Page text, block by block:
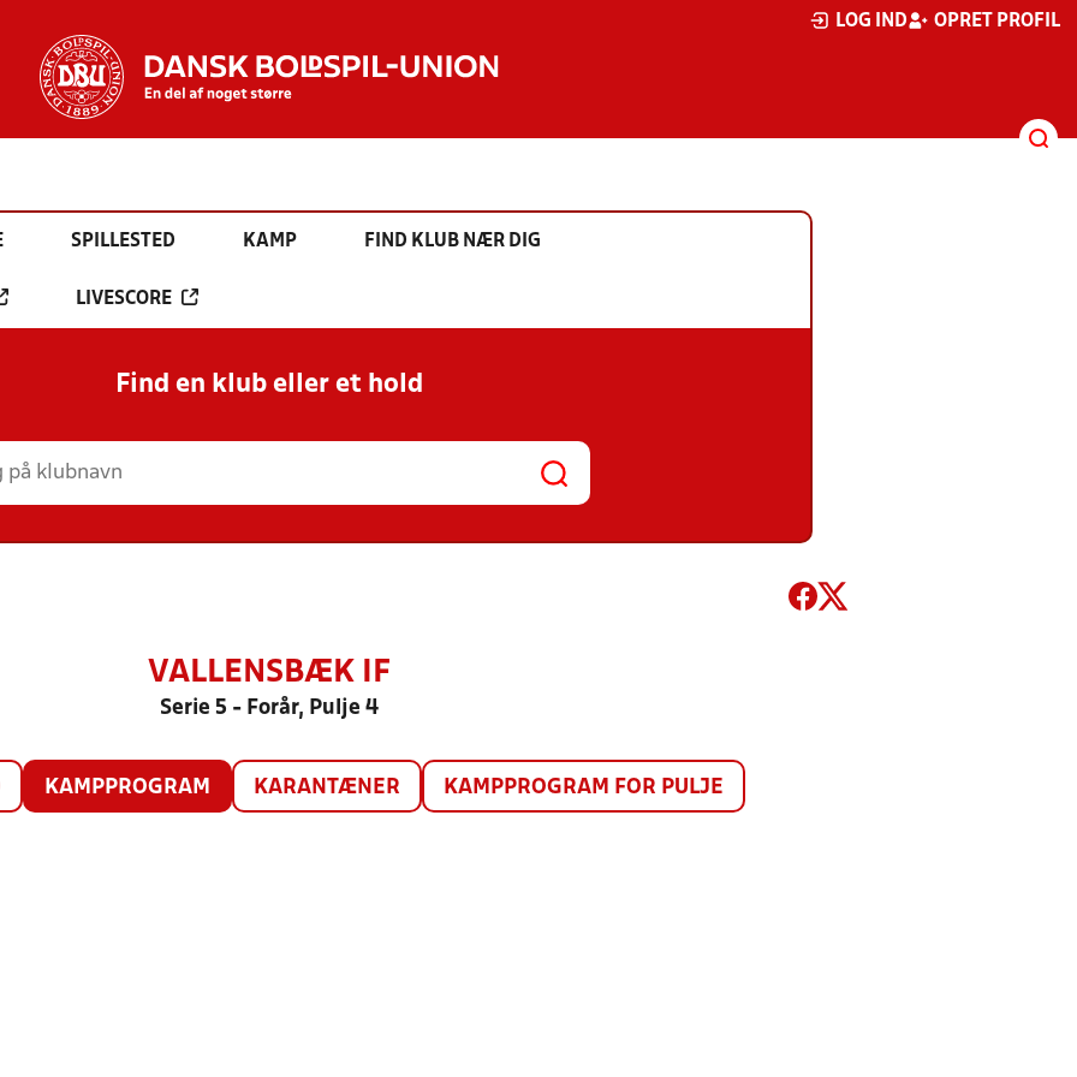
LOG IND OPRET PROFIL
SPILLESTED KAMP FIND KLUB NÆR DIG
LIVESCORE
Find en klub eller et hold
VALLENSBÆK IF
Serie 5 - Forår, Pulje 4
KAMPPROGRAM KARANTÆNER KAMPPROGRAM FOR PULJE